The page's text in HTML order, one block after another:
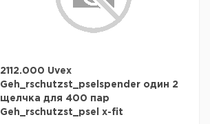
2112.000 Uvex
Geh_rschutzst_pselspender один 2
щелчка для 400 пар
Geh_rschutzst_psel x-fit